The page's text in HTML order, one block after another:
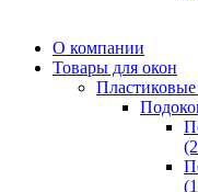
О компании
Товары для окон